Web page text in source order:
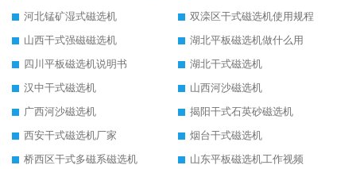
河北锰矿湿式磁选机
双滦区干式磁选机使用规程
山西干式强磁磁选机
湖北平板磁选机做什么用
四川平板磁选机说明书
湖北干式磁选机
汉中干式磁选机
山西河沙磁选机
广西河沙磁选机
揭阳干式石英砂磁选机
西安干式磁选机厂家
烟台干式磁选机
桥西区干式多磁系磁选机
山东平板磁选机工作视频